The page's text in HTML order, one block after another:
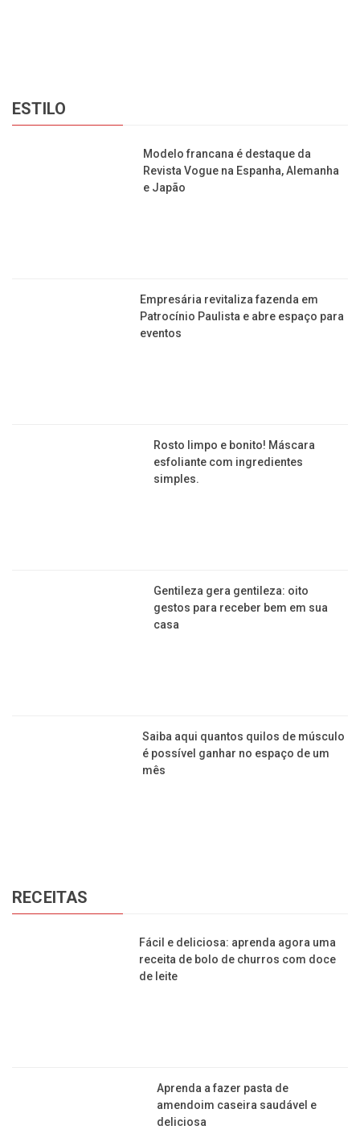
ESTILO
Modelo francana é destaque da
Revista Vogue na Espanha, Alemanha
e Japão
Empresária revitaliza fazenda em
Patrocínio Paulista e abre espaço para
eventos
Rosto limpo e bonito! Máscara
esfoliante com ingredientes
simples.
Gentileza gera gentileza: oito
gestos para receber bem em sua
casa
Saiba aqui quantos quilos de músculo
é possível ganhar no espaço de um
mês
RECEITAS
Fácil e deliciosa: aprenda agora uma
receita de bolo de churros com doce
de leite
Aprenda a fazer pasta de
amendoim caseira saudável e
deliciosa